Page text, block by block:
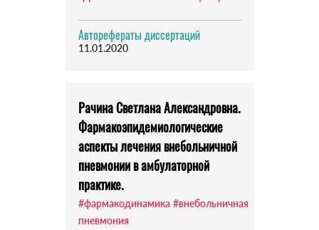
Авторефераты диссертаций
11.01.2020
Рачина Светлана Александровна.
Фармакоэпидемиологические
аспекты лечения внебольничной
пневмонии в амбулаторной
практике.
#фармакодинамика #внебольничная
пневмония